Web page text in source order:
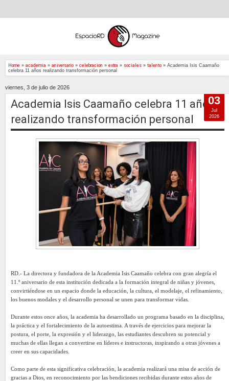
Home » academia » aniversario » celebracion » extra » sociales » talento » Academia Isis Caamaño
celebra 11 años realizando transformación personal
viernes, 3 de julio de 2026
Academia Isis Caamaño celebra 11 años
realizando transformación personal
RD.- La directora y fundadora de la Academia Isis Caamaño celebra con gran alegría el
11.º aniversario de esta institución dedicada a la formación integral de niñas y jóvenes,
convirtiéndose en un espacio donde la educación, la cultura, el modelaje, el refinamiento,
los buenos modales y el desarrollo personal se unen para transformar vidas.
Durante estos once años, la academia ha desarrollado un programa basado en la disciplina,
la práctica y el fortalecimiento de la autoestima. A través de ejercicios para mejorar la
postura, el porte, la expresión y el liderazgo, las estudiantes descubren su potencial y
muchas de ellas llegan a convertirse en líderes e instructoras, inspirando a otras jóvenes a
creer en sus capacidades.
Como parte de esta significativa celebración, la academia realizará una misa de acción de
gracias a Dios, en reconocimiento por las bendiciones recibidas durante estos años de
03
Jul
2026